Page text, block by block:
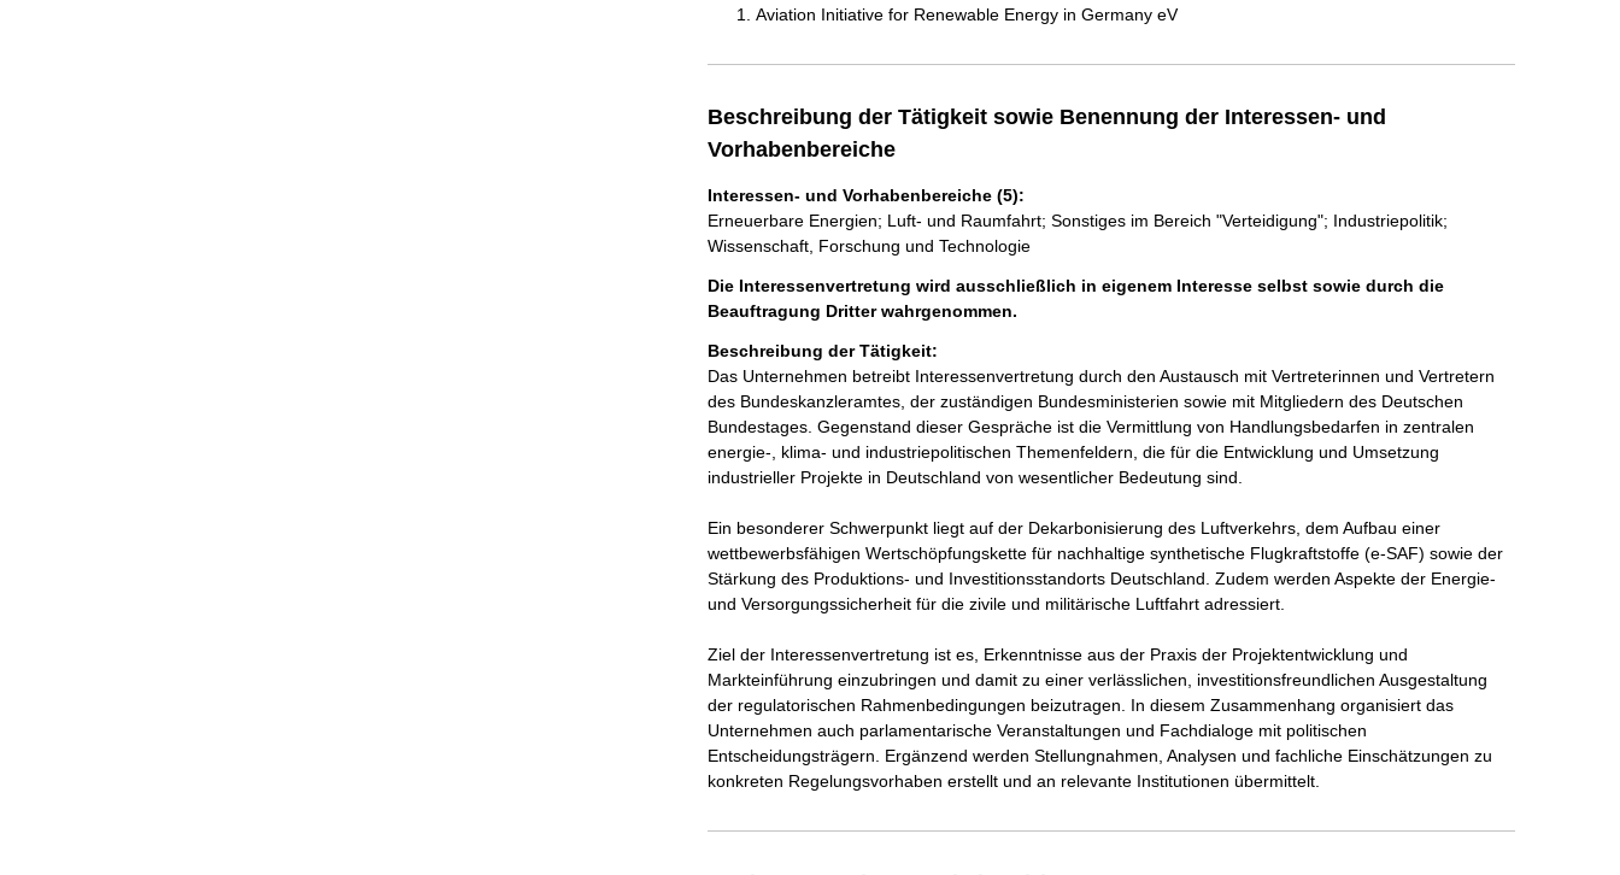
Aviation Initiative for Renewable Energy in Germany eV
Beschreibung der Tätigkeit sowie Benennung der Interessen- und
Vorhabenbereiche
Interessen- und Vorhabenbereiche (5):
Erneuerbare Energien; Luft- und Raumfahrt; Sonstiges im Bereich "Verteidigung"; Industriepolitik;
Wissenschaft, Forschung und Technologie
Die Interessenvertretung wird ausschließlich in eigenem Interesse selbst sowie durch die
Beauftragung Dritter wahrgenommen.
Beschreibung der Tätigkeit:
Das Unternehmen betreibt Interessenvertretung durch den Austausch mit Vertreterinnen und Vertretern
des Bundeskanzleramtes, der zuständigen Bundesministerien sowie mit Mitgliedern des Deutschen
Bundestages. Gegenstand dieser Gespräche ist die Vermittlung von Handlungsbedarfen in zentralen
energie-, klima- und industriepolitischen Themenfeldern, die für die Entwicklung und Umsetzung
industrieller Projekte in Deutschland von wesentlicher Bedeutung sind.
Ein besonderer Schwerpunkt liegt auf der Dekarbonisierung des Luftverkehrs, dem Aufbau einer
wettbewerbsfähigen Wertschöpfungskette für nachhaltige synthetische Flugkraftstoffe (e-SAF) sowie der
Stärkung des Produktions- und Investitionsstandorts Deutschland. Zudem werden Aspekte der Energie-
und Versorgungssicherheit für die zivile und militärische Luftfahrt adressiert.
Ziel der Interessenvertretung ist es, Erkenntnisse aus der Praxis der Projektentwicklung und
Markteinführung einzubringen und damit zu einer verlässlichen, investitionsfreundlichen Ausgestaltung
der regulatorischen Rahmenbedingungen beizutragen. In diesem Zusammenhang organisiert das
Unternehmen auch parlamentarische Veranstaltungen und Fachdialoge mit politischen
Entscheidungsträgern. Ergänzend werden Stellungnahmen, Analysen und fachliche Einschätzungen zu
konkreten Regelungsvorhaben erstellt und an relevante Institutionen übermittelt.